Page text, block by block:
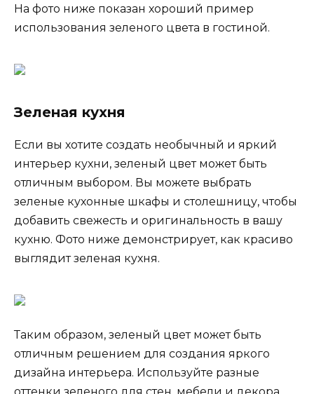
На фото ниже показан хороший пример
использования зеленого цвета в гостиной.
Зеленая кухня
Если вы хотите создать необычный и яркий
интерьер кухни, зеленый цвет может быть
отличным выбором. Вы можете выбрать
зеленые кухонные шкафы и столешницу, чтобы
добавить свежесть и оригинальность в вашу
кухню. Фото ниже демонстрирует, как красиво
выглядит зеленая кухня.
Таким образом, зеленый цвет может быть
отличным решением для создания яркого
дизайна интерьера. Используйте разные
оттенки зеленого для стен, мебели и декора,